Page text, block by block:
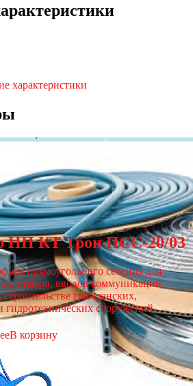
характеристики
НП КТ Трон ПСС-20/03
прямоугольного сечения для
стыков, вводов коммуникаций
гражданских,
сооружений.
В корзину